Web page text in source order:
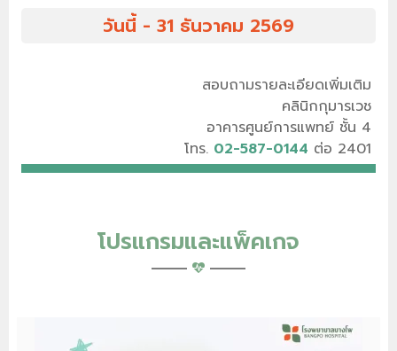
วันนี้ - 31 ธันวาคม 2569
สอบถามรายละเอียดเพิ่มเติม
คลินิกกุมารเวช
อาคารศูนย์การแพทย์ ชั้น 4
โทร. 02-587-0144 ต่อ 2401
โปรแกรมและแพ็คเกจ